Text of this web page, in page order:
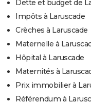
Dette et budget de
Impôts à Laruscade
Crèches à Laruscade
Maternelle à
Hôpital à Laruscade
Maternités à
Prix immobilier à
Référendum à